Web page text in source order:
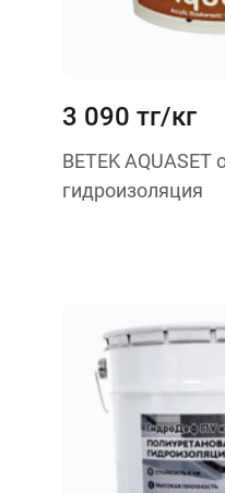
3 090 тг/кг
BETEK AQUASET
гидроизоляция